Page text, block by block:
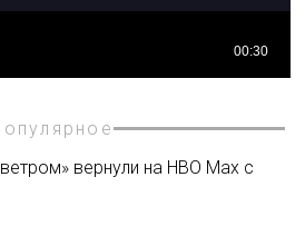
вернули на HBO Max с